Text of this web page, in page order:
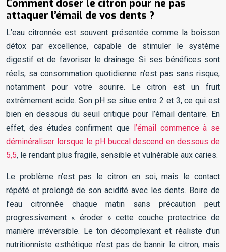
Comment doser le citron pour ne pas
attaquer l’émail de vos dents ?
L’eau citronnée est souvent présentée comme la boisson
détox par excellence, capable de stimuler le système
digestif et de favoriser le drainage. Si ses bénéfices sont
réels, sa consommation quotidienne n’est pas sans risque,
notamment pour votre sourire. Le citron est un fruit
extrêmement acide. Son pH se situe entre 2 et 3, ce qui est
bien en dessous du seuil critique pour l’émail dentaire. En
effet, des études confirment que l’émail commence à se
déminéraliser lorsque le pH buccal descend en dessous de
5,5, le rendant plus fragile, sensible et vulnérable aux caries.
Le problème n’est pas le citron en soi, mais le contact
répété et prolongé de son acidité avec les dents. Boire de
l’eau citronnée chaque matin sans précaution peut
progressivement « éroder » cette couche protectrice de
manière irréversible. Le ton décomplexant et réaliste d’un
nutritionniste esthétique n’est pas de bannir le citron, mais